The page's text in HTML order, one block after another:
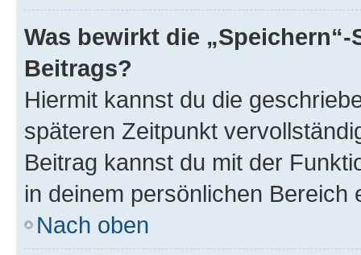
Was bewirkt die
Beitrags?
Hiermit kannst du die
späteren Zeitpunkt
Beitrag kannst du mit der
in deinem persönlichen Bereich
Nach oben